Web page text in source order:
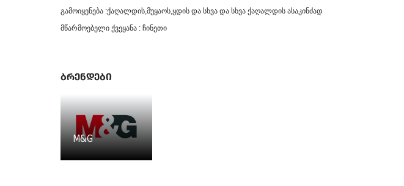
გამოიყენება :ქაღალდის,მუყაოს,ყდის და სხვა და სხვა ქაღალდის ასაკინძად
მწარმოებელი ქვეყანა : ჩინეთი
ბრენდები
M&G